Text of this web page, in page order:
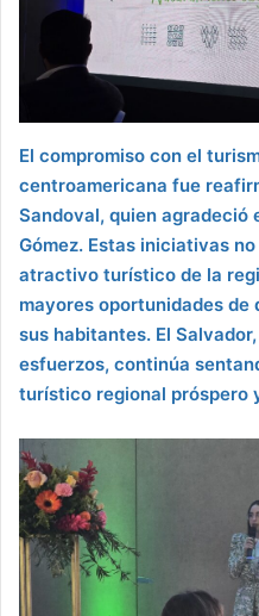
El compromiso con el
centroamericana fue
Sandoval, quien agradeció
Gómez. Estas iniciativas
atractivo turístico de la
mayores oportunidades de
sus habitantes. El
esfuerzos, continúa
turístico regional próspero